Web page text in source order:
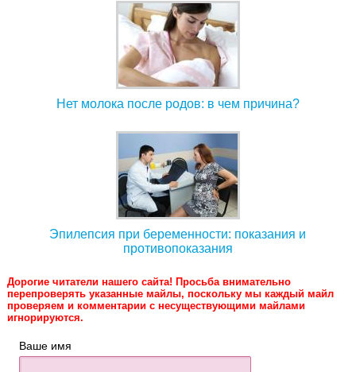
Нет молока после родов: в чем причина?
Эпилепсия при беременности: показания и
противопоказания
Дорогие читатели нашего сайта! Просьба внимательно
перепроверять указанные майлы, поскольку мы каждый майл
проверяем и комментарии с несуществующими майлами
игнорируются.
Ваше имя